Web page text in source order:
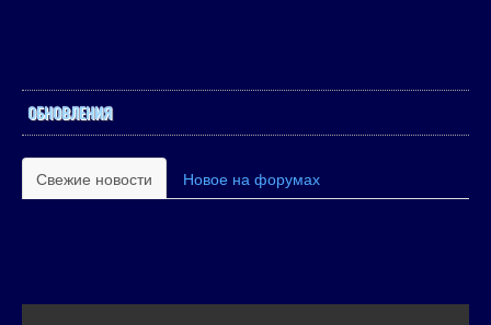
ОБНОВЛЕНИЯ
Свежие новости Новое на форумах